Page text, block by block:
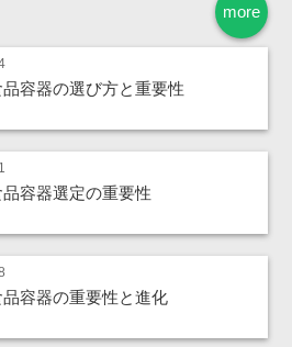
more
容器の選び方と重要性
容器選定の重要性
容器の重要性と進化